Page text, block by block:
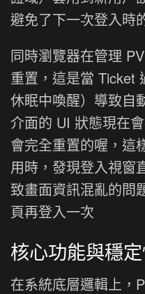
避免了下一次登入時
同時瀏覽器在管理
重置，這是當 Ticket
休眠中喚醒）導致自
介面的 UI 狀態現在
會完全重置的喔，這
用時，發現登入視窗
致畫面資訊混亂的問
頁再登入一次
核心功能與穩
在系統底層邏輯上，